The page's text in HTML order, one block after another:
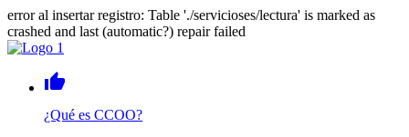
error al insertar registro: Table './servicioses/lectura' is marked as
crashed and last (automatic?) repair failed
thumb_up
¿Qué es CCOO?